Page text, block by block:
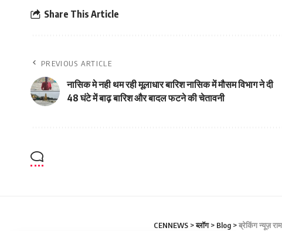
Share This Article
PREVIOUS ARTICLE
नासिक मे नही थम रही मूलाधार बारिश नासिक में मौसम विभाग ने दी
48 घंटे में बाढ़ बारिश और बादल फटने की चेतावनी
CENNEWS >ब्लॉग> Blog >ब्रेकिंग न्यूज़